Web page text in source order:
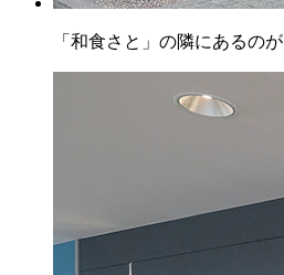
「和食さと」の隣にあるのが